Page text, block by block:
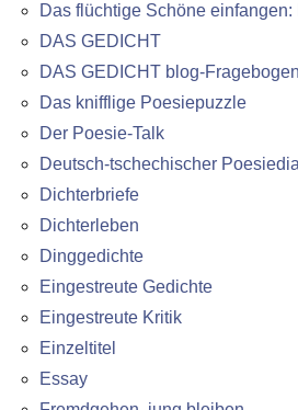
Das flüchtige Schöne
DAS GEDICHT
DAS GEDICHT blog-Fragebogen
Das knifflige Poesiepuzzle
Der Poesie-Talk
Deutsch-tschechischer
Dichterbriefe
Dichterleben
Dinggedichte
Eingestreute Gedichte
Eingestreute Kritik
Einzeltitel
Essay